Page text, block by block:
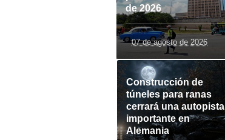
de 2026
07 de agosto de 2026
Construcción de
túneles para ranas
cerrará una autopista
importante en
Alemania